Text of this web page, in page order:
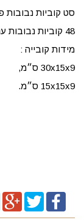
סט קוביות נבובות
48 קוביות נבובות ענקיות לבניה ויצירת דגמים,
מידות קובייה :
30x15x9 ס״מ,
15x15x9 ס״מ.